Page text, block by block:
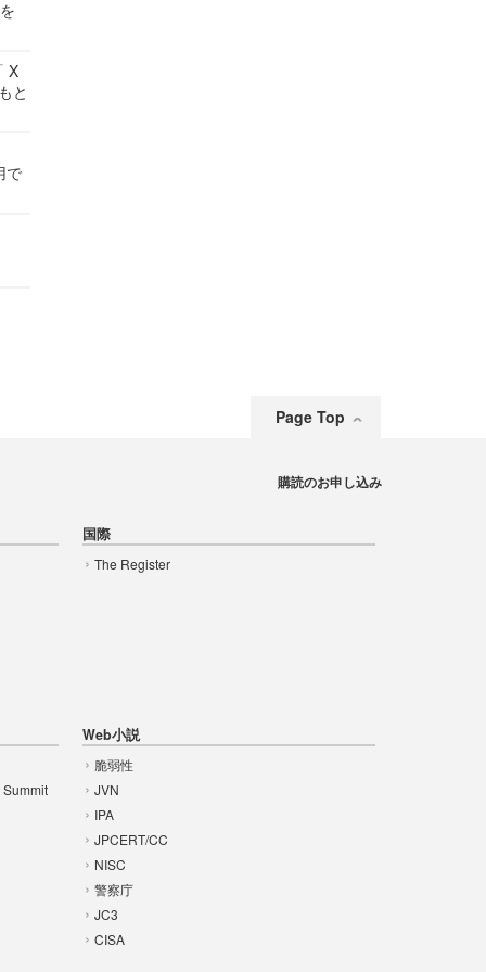
X
と
で
Page Top
国際
The Register
Web小説
脆弱性
JVN
IPA
JPCERT/CC
NISC
警察庁
JC3
CISA
購読のお申し込み